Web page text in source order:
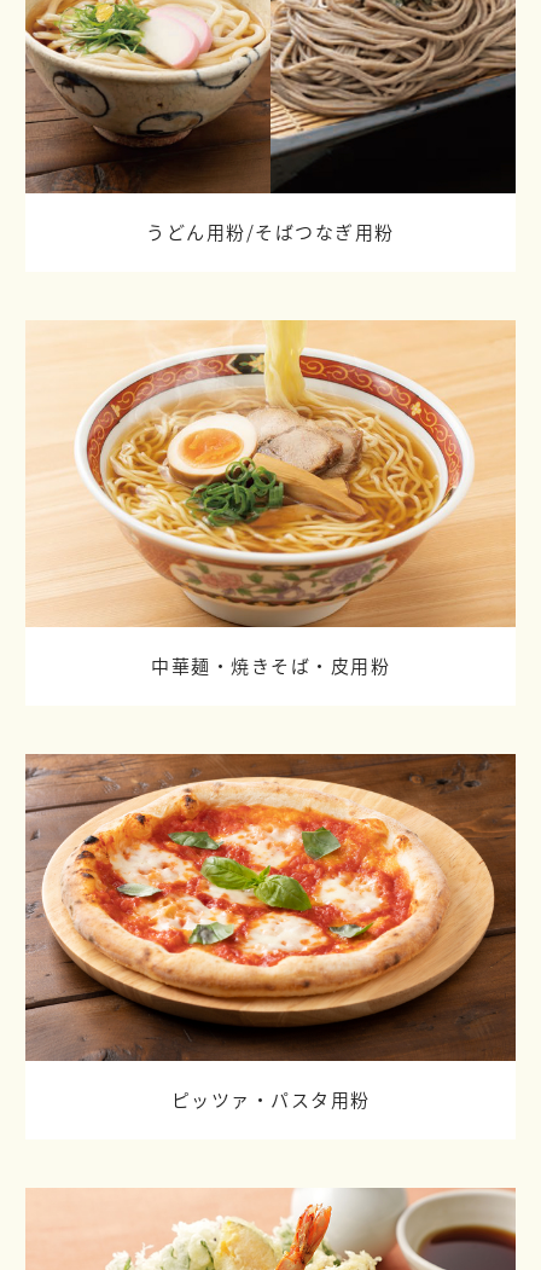
うどん用粉/そばつなぎ用粉
中華麺・焼きそば・皮用粉
ピッツァ・パスタ用粉